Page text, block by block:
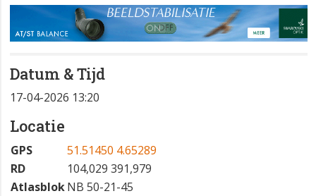
Datum & Tijd
17-04-2026 13:20
Locatie
GPS
51.51450 4.65289
RD
104,029 391,979
AtlasblokNB 50-21-45